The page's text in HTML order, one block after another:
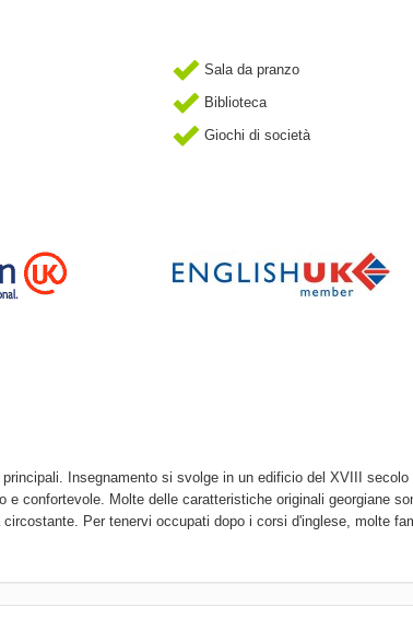
Sala da pranzo
Biblioteca
Giochi di società
Insegnamento si svolge in un edificio del XVIII secolo
confortevole. Molte delle caratteristiche originali georgiane
Per tenervi occupati dopo i corsi d'inglese, molte